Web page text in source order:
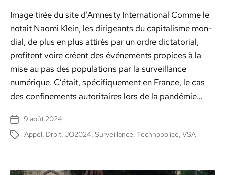
Image tirée du site d’Amnesty Inter­na­tion­al Comme le
notait Nao­mi Klein, les dirigeants du cap­i­tal­isme mon­
di­al, de plus en plus attirés par un ordre dic­ta­to­r­i­al,
prof­i­tent voire créent des événe­ments prop­ices à la
mise au pas des pop­u­la­tions par la sur­veil­lance
numérique. C’é­tait, spé­ci­fique­ment en France, le cas
des con­fine­ments autori­taires lors de la pandémie…
Date
de
l’article
9 août 2024
Étiquettes
Appel, Droit, JO2024, Surveillance, Technopolice, VSA